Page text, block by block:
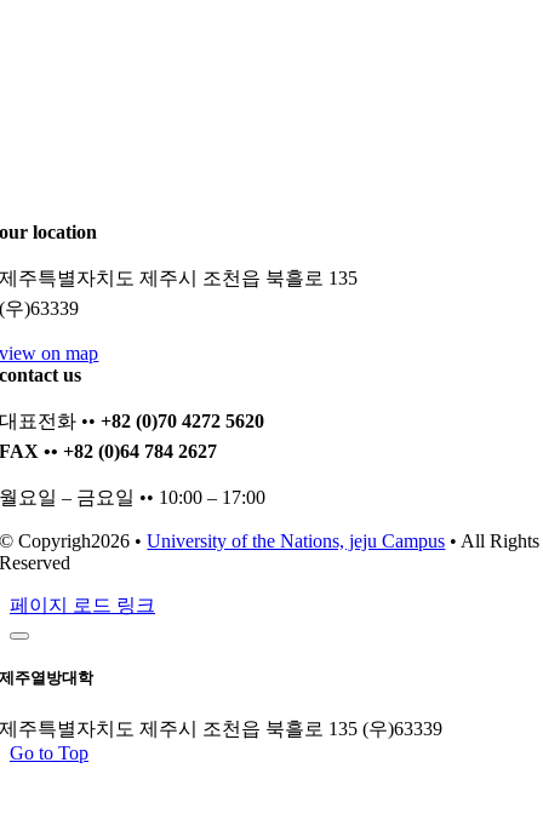
our location
제주특별자치도 제주시 조천읍 북흘로 135
(우)63339
view on map
contact us
대표전화 ••+82 (0)70 4272 5620
FAX •• +82 (0)64 784 2627
월요일 – 금요일 •• 10:00 – 17:00
© Copyrigh2026 •University of the Nations, jeju Campus • All Rights
Reserved
페이지 로드 링크
제주열방대학
제주특별자치도 제주시 조천읍 북흘로 135 (우)63339
Go to Top